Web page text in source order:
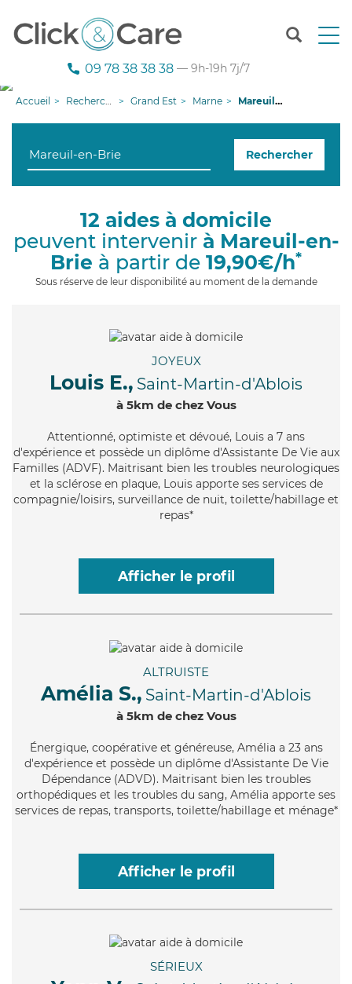
T
n
g
i
09 78 38 38 38 — 9h-19h 7j/7
Accueil Recherche aide à domicile Grand Est Marne Mareuil-en-Brie
Rechercher
12 aides à domicile
peuvent intervenir à Mareuil-en-
Brie à partir de 19,90€/h*
Sous réserve de leur disponibilité au moment de la demande
JOYEUX
Louis E., Saint-Martin-d'Ablois
à 5km de chez Vous
Attentionné, optimiste et dévoué, Louis a 7 ans
d'expérience et possède un diplôme d'Assistante De Vie aux
Familles (ADVF). Maitrisant bien les troubles neurologiques
et la sclérose en plaque, Louis apporte ses services de
compagnie/loisirs, surveillance de nuit, toilette/habillage et
repas*
Afficher le profil
ALTRUISTE
Amélia S., Saint-Martin-d'Ablois
à 5km de chez Vous
Énergique, coopérative et généreuse, Amélia a 23 ans
d'expérience et possède un diplôme d'Assistante De Vie
Dépendance (ADVD). Maitrisant bien les troubles
orthopédiques et les troubles du sang, Amélia apporte ses
services de repas, transports, toilette/habillage et ménage*
Afficher le profil
SÉRIEUX